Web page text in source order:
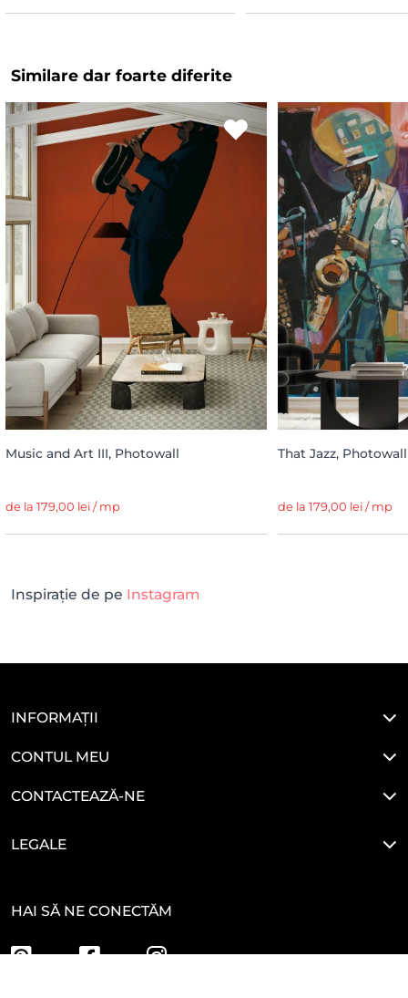
Similare dar foarte diferite
Music and Art III, Photowall
de la 179,00 lei / mp
That Jazz, Photowall
de la 179,00 lei / mp
Inspirație de pe Instagram
INFORMAȚII
CONTUL MEU
CONTACTEAZĂ-NE
LEGALE
HAI SĂ NE CONECTĂM